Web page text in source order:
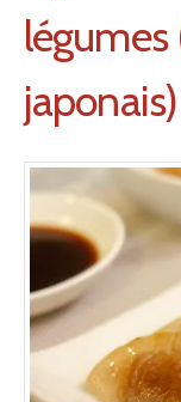
légumes
japonais)